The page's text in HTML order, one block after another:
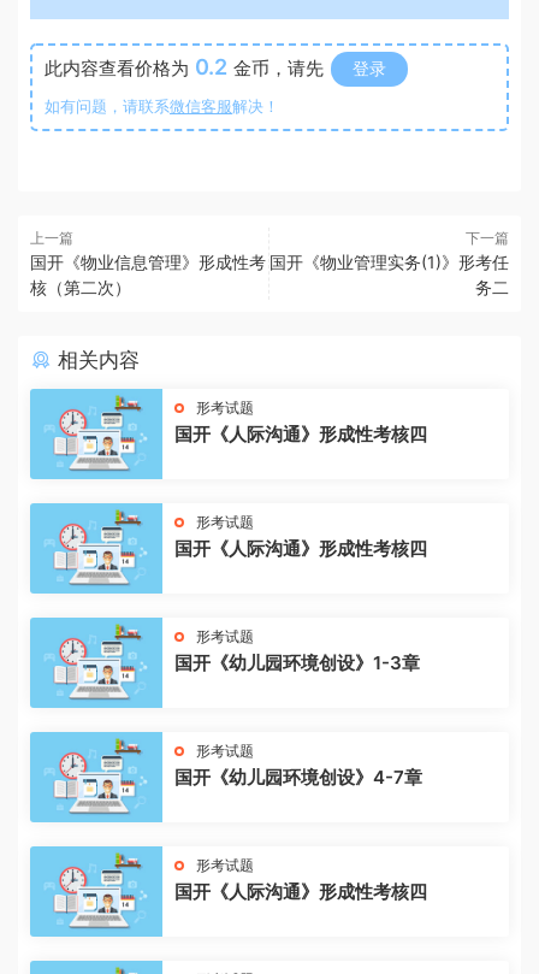
此内容查看价格为 0.2 金币，请先 登录
如有问题，请联系微信客服解决！
上一篇
国开《物业信息管理》形成性考
核（第二次）
下一篇
国开《物业管理实务(1)》形考任
务二
相关内容
形考试题
国开《人际沟通》形成性考核四
形考试题
国开《人际沟通》形成性考核四
形考试题
国开《幼儿园环境创设》1-3章
形考试题
国开《幼儿园环境创设》4-7章
形考试题
国开《人际沟通》形成性考核四